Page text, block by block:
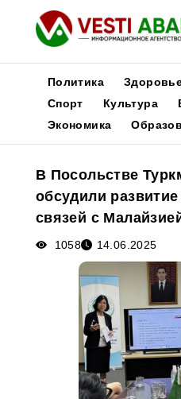
Новости
Медиа
Афиша
Политика
Спорт
Культура
Экономика
В Посольстве
обсудили
связей с
1058 14.06.2025